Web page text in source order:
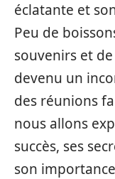
éclatante et
Peu de
souvenirs et
devenu un
des réunions
nous allons
succès, ses
son